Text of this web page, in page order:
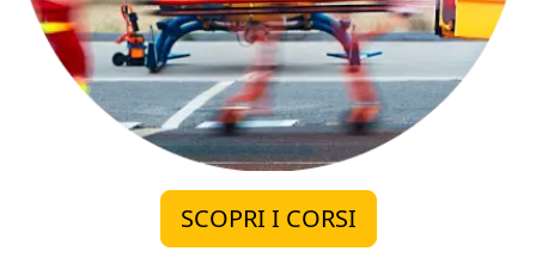
SCOPRI I CORSI